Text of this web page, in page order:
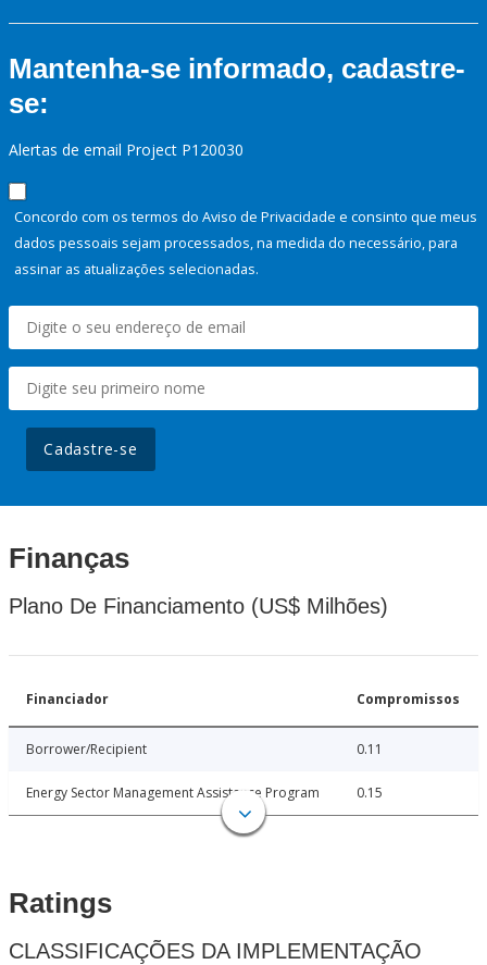
Mantenha-se informado, cadastre-
se:
Alertas de email Project P120030
Concordo com os termos do Aviso de Privacidade e consinto que meus
dados pessoais sejam processados, na medida do necessário, para
assinar as atualizações selecionadas.
Cadastre-se
Finanças
Plano De Financiamento (US$ Milhões)
Financiador Compromissos
Borrower/Recipient 0.11
Energy Sector Management Assistance Program 0.15
Ratings
CLASSIFICAÇÕES DA IMPLEMENTAÇÃO